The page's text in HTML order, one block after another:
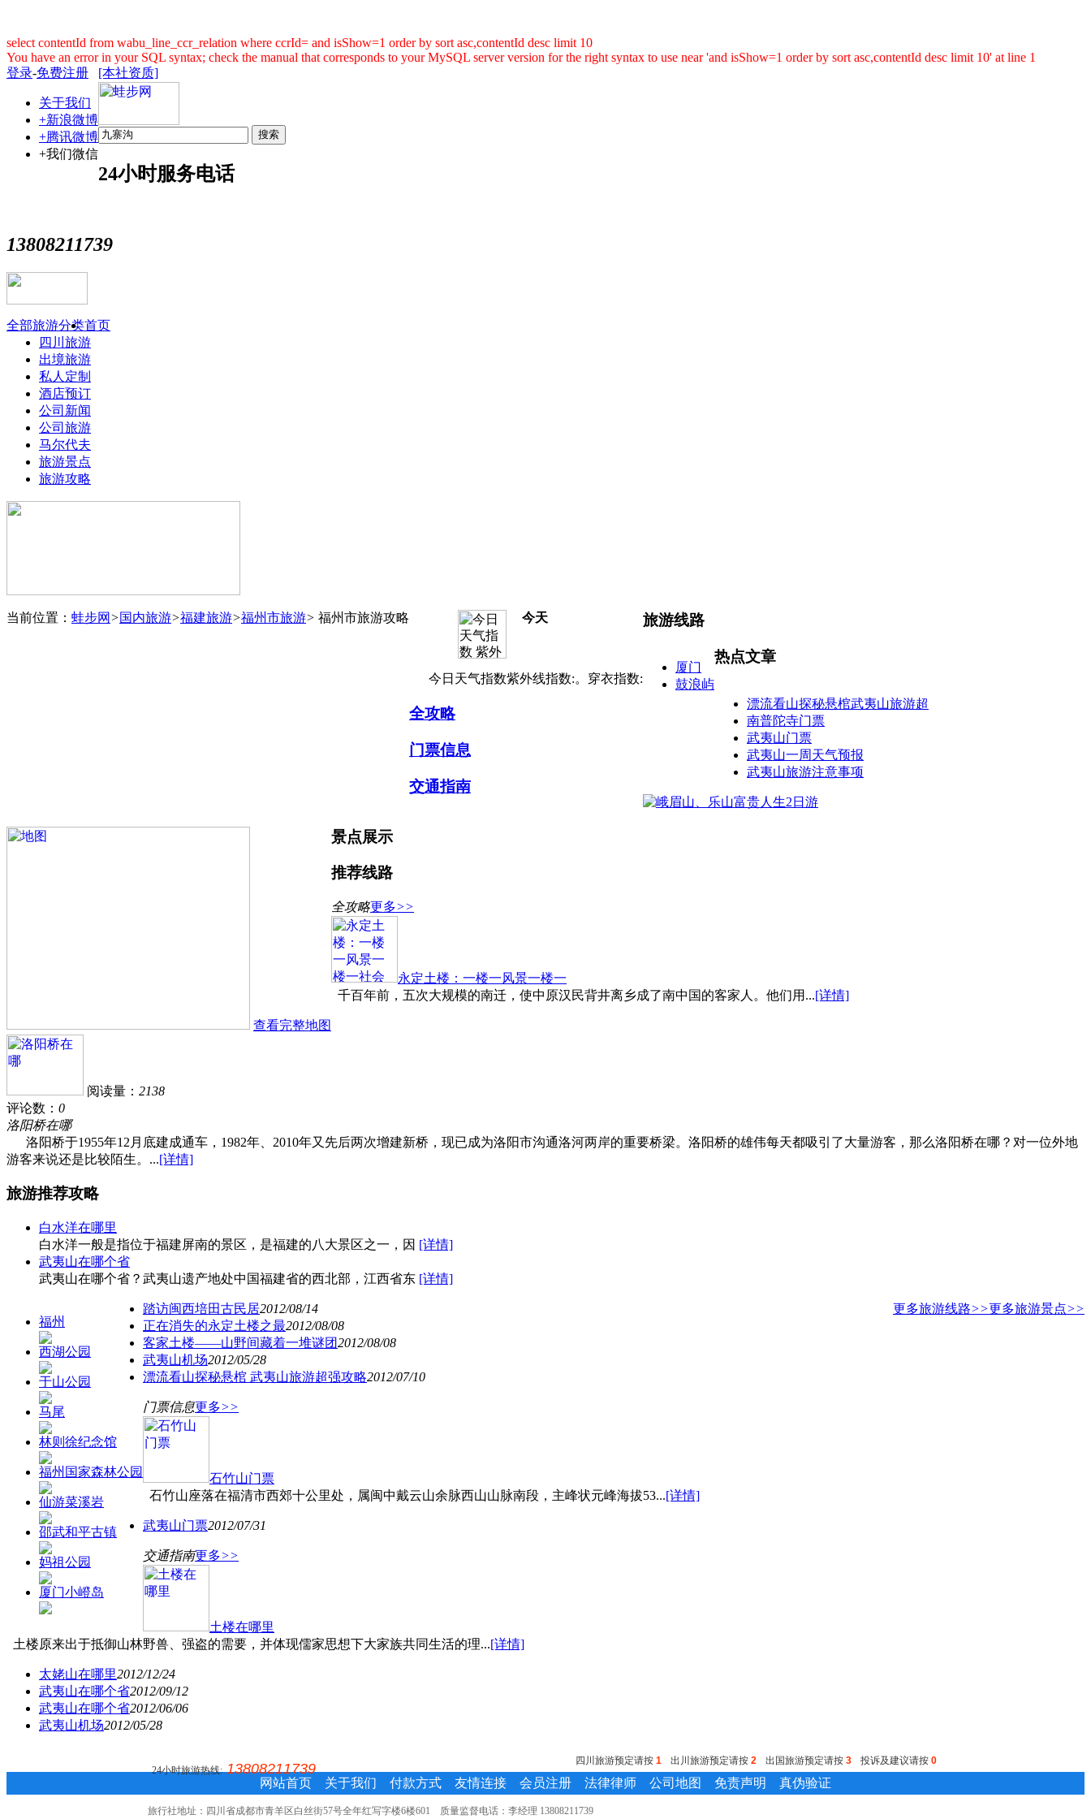
select contentId from wabu_line_ccr_relation where ccrId= and isShow=1 order by sort asc,contentId desc limit 10
You have an error in your SQL syntax; check the manual that corresponds to your MySQL server version for the right syntax to use near 'and isShow=1 order by sort asc,contentId desc limit 10' at line 1
登录-免费注册
关于我们
+新浪微博
+腾讯微博
+我们微信
[本社资质]
搜索
24小时服务电话
13808211739
全部旅游分类首页
四川旅游
出境旅游
私人定制
酒店预订
公司新闻
公司旅游
马尔代夫
旅游景点
旅游攻略
当前位置： 蛙步网 >国内旅游>福建旅游>福州市旅游> 福州市旅游攻略 今天
今日天气指数紫外线指数:。穿衣指数:
全攻略
门票信息
交通指南
旅游线路
厦门
鼓浪屿
热点文章
漂流看山探秘悬棺武夷山旅游超
南普陀寺门票
武夷山门票
武夷山一周天气预报
武夷山旅游注意事项
查看完整地图
阅读量： 2138
评论数： 0
洛阳桥在哪
洛阳桥于1955年12月底建成通车，1982年、2010年又先后两次增建新桥，现已成为洛阳市沟通洛河两岸的重要桥梁。洛阳桥的雄伟每天都吸引了大量游客，那么洛阳桥在哪？对一位外地
游客来说还是比较陌生。...[详情]
旅游推荐攻略
白水洋在哪里
白水洋一般是指位于福建屏南的景区，是福建的八大景区之一，因 [详情]
武夷山在哪个省
武夷山在哪个省？武夷山遗产地处中国福建省的西北部，江西省东 [详情]
景点展示
更多旅游景点>>
福州
西湖公园
于山公园
马尾
林则徐纪念馆
福州国家森林公园
仙游菜溪岩
邵武和平古镇
妈祖公园
厦门小嶝岛
推荐线路
更多旅游线路>>
全攻略更多>>
永定土楼：一楼一风景一楼一
千百年前，五次大规模的南迁，使中原汉民背井离乡成了南中国的客家人。他们用...[详情]
踏访闽西培田古民居2012/08/14
正在消失的永定土楼之最2012/08/08
客家土楼——山野间藏着一堆谜团2012/08/08
武夷山机场2012/05/28
漂流看山探秘悬棺 武夷山旅游超强攻略2012/07/10
门票信息更多>>
石竹山门票
石竹山座落在福清市西郊十公里处，属闽中戴云山余脉西山山脉南段，主峰状元峰海拔53...[详情]
武夷山门票2012/07/31
交通指南更多>>
土楼在哪里
土楼原来出于抵御山林野兽、强盗的需要，并体现儒家思想下大家族共同生活的理...[详情]
太姥山在哪里2012/12/24
武夷山在哪个省2012/09/12
武夷山在哪个省2012/06/06
武夷山机场2012/05/28
四川旅游预定请按 1 出川旅游预定请按 2 出国旅游预定请按 3 投诉及建议请按 0
24小时旅游热线: 13808211739
网站首页 关于我们 付款方式 友情连接 会员注册 法律律师 公司地图 免责声明 真伪验证
旅行社地址：四川省成都市青羊区白丝街57号全年红写字楼6楼601 质量监督电话：李经理 13808211739